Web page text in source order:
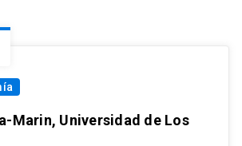
Marin, Universidad de Los